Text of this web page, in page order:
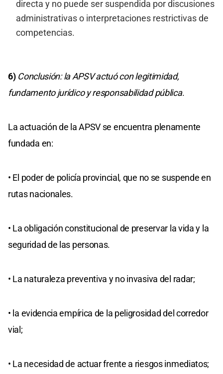
directa y no puede ser suspendida por discusiones
administrativas o interpretaciones restrictivas de
competencias.
6) Conclusión: la APSV actuó con legitimidad,
fundamento jurídico y responsabilidad pública.
La actuación de la APSV se encuentra plenamente
fundada en:
• El poder de policía provincial, que no se suspende en
rutas nacionales.
• La obligación constitucional de preservar la vida y la
seguridad de las personas.
• La naturaleza preventiva y no invasiva del radar;
• la evidencia empírica de la peligrosidad del corredor
vial;
• La necesidad de actuar frente a riesgos inmediatos;